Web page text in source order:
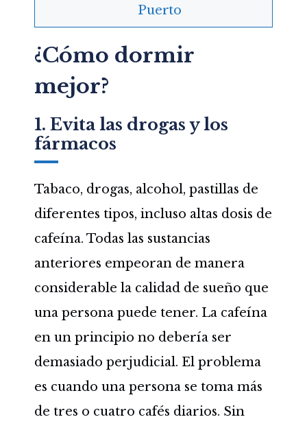
Puerto
¿Cómo dormir
mejor?
1. Evita las drogas y los
fármacos
Tabaco, drogas, alcohol, pastillas de
diferentes tipos, incluso altas dosis de
cafeína. Todas las sustancias
anteriores empeoran de manera
considerable la calidad de sueño que
una persona puede tener. La cafeína
en un principio no debería ser
demasiado perjudicial. El problema
es cuando una persona se toma más
de tres o cuatro cafés diarios. Sin